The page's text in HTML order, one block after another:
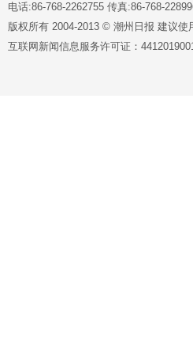
电话:86-768-2262755 传真:86-768-
版权所有 2004-2013 © 潮州日报 建议
互联网新闻信息服务许可证：